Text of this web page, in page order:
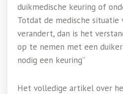
duikmedische keuring of
Totdat de medische situatie
verandert, dan is het
op te nemen met een
nodig een keuring”
Het volledige artikel over